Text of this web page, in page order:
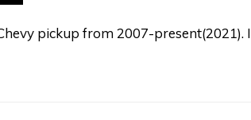
pickup from 2007-present(2021). I